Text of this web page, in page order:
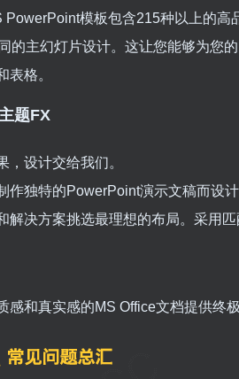
PowerPoint模板包含215种以上的
的主幻灯片设计。这让您能够为您
表格。
题FX
，设计交给我们。
作独特的PowerPoint演示文稿而设
解决方案挑选最理想的布局。采用
感和真实感的MS Office文档提供终